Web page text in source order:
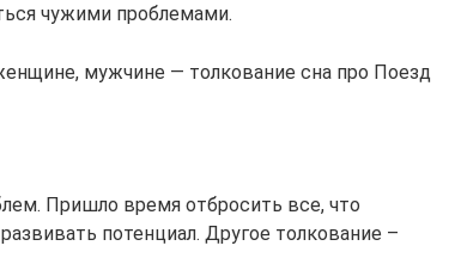
чужими проблемами.
мужчине — толкование сна про Поезд
Пришло время отбросить все, что
потенциал. Другое толкование –